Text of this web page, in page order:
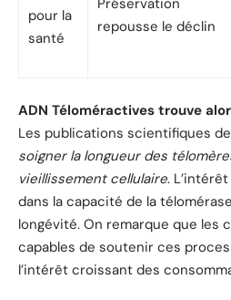
pour la
santé
Préservation
repousse le déclin
ADN Téloméractives trouve
Les publications scientifiques
soigner la longueur des
vieillissement cellulaire.
dans la capacité de la
longévité. On remarque que les
capables de soutenir ces
l’intérêt croissant des